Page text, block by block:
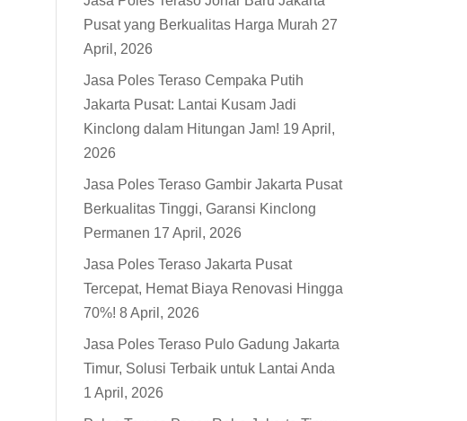
Pusat yang Berkualitas Harga Murah 27
April, 2026
Jasa Poles Teraso Cempaka Putih
Jakarta Pusat: Lantai Kusam Jadi
Kinclong dalam Hitungan Jam! 19 April,
2026
Jasa Poles Teraso Gambir Jakarta Pusat
Berkualitas Tinggi, Garansi Kinclong
Permanen 17 April, 2026
Jasa Poles Teraso Jakarta Pusat
Tercepat, Hemat Biaya Renovasi Hingga
70%! 8 April, 2026
Jasa Poles Teraso Pulo Gadung Jakarta
Timur, Solusi Terbaik untuk Lantai Anda
1 April, 2026